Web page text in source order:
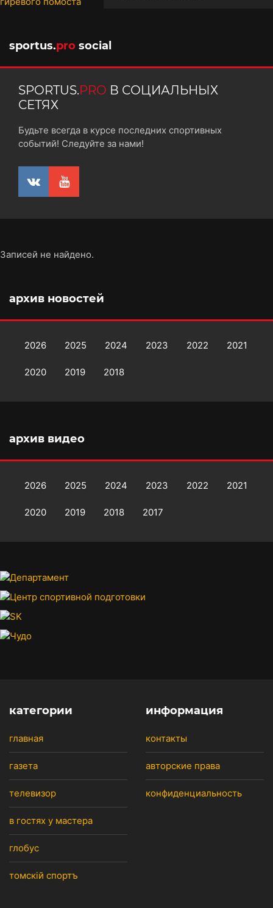
sportus.pro social
SPORTUS.PRO В СОЦИАЛЬНЫХ
СЕТЯХ
Будьте всегда в курсе последних спортивных
событий! Следуйте за нами!
Записей не найдено.
архив новостей
2026 2025 2024 2023 2022 2021
2020 2019 2018
архив видео
2026 2025 2024 2023 2022 2021
2020 2019 2018 2017
категории
главная
газета
телевизор
в гостях у мастера
глобус
томскiй спортъ
информация
контакты
авторские права
конфиденциальность